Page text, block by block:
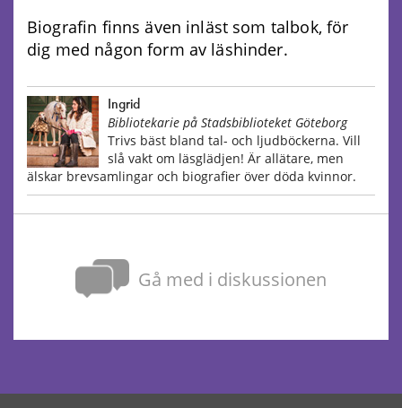
Biografin finns även inläst som talbok, för
dig med någon form av läshinder.
Ingrid
Bibliotekarie på Stadsbiblioteket Göteborg
Trivs bäst bland tal- och ljudböckerna. Vill
slå vakt om läsglädjen! Är allätare, men
älskar brevsamlingar och biografier över döda kvinnor.
Gå med i diskussionen